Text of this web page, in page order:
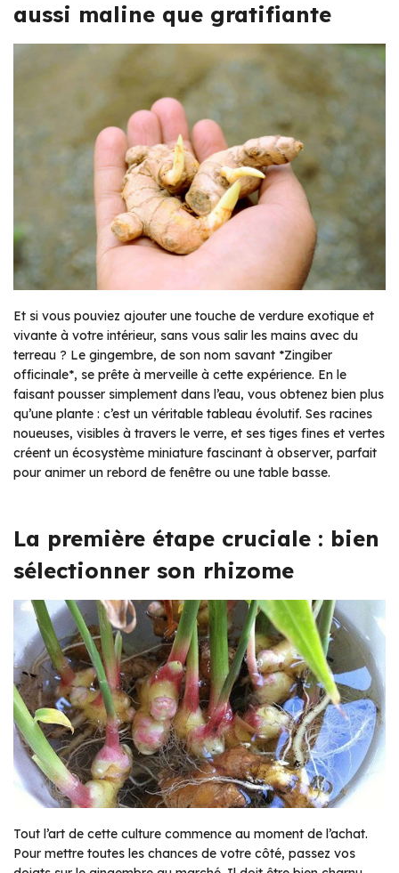
aussi maline que gratifiante
Et si vous pouviez ajouter une touche de verdure exotique et
vivante à votre intérieur, sans vous salir les mains avec du
terreau ? Le gingembre, de son nom savant *Zingiber
officinale*, se prête à merveille à cette expérience. En le
faisant pousser simplement dans l’eau, vous obtenez bien plus
qu’une plante : c’est un véritable tableau évolutif. Ses racines
noueuses, visibles à travers le verre, et ses tiges fines et vertes
créent un écosystème miniature fascinant à observer, parfait
pour animer un rebord de fenêtre ou une table basse.
La première étape cruciale : bien
sélectionner son rhizome
Tout l’art de cette culture commence au moment de l’achat.
Pour mettre toutes les chances de votre côté, passez vos